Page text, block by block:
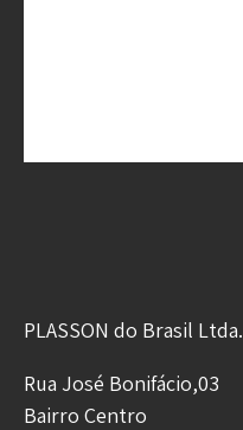
PLASSON do Brasil Ltda.
Rua José Bonifácio,03
Bairro Centro